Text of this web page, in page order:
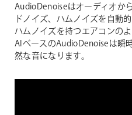
AudioDenoiseはオーディオか
ドノイズ、ハムノイズを自動
ハムノイズを持つエアコンの
AIベースのAudioDenoiseは瞬
然な音になります。